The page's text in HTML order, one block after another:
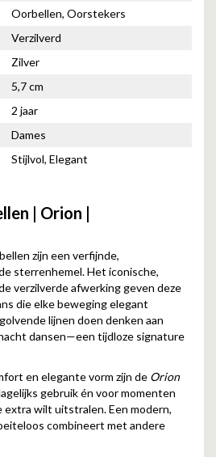
Oorbellen, Oorstekers
Verzilverd
Zilver
5,7 cm
2 jaar
Dames
Stijlvol, Elegant
| Orion |
zijn een verfijnde,
sterrenhemel. Het iconische,
verzilverde afwerking geven deze
die elke beweging elegant
lijnen doen denken aan
dansen—een tijdloze signature
en elegante vorm zijn de Orion
gebruik én voor momenten
wilt uitstralen. Een modern,
combineert met andere